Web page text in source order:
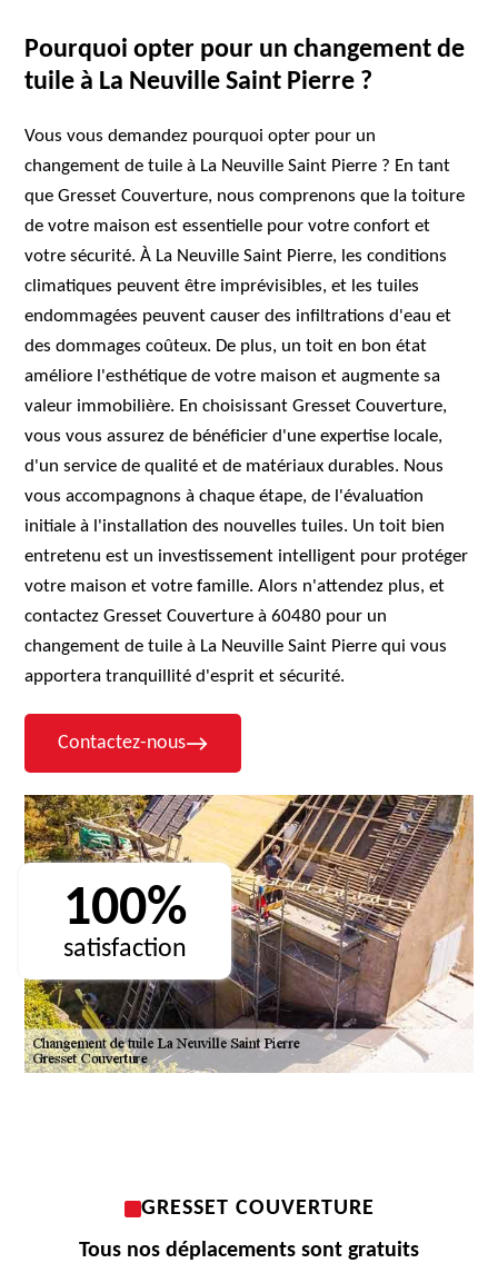
Pourquoi opter pour un changement de
tuile à La Neuville Saint Pierre ?
Vous vous demandez pourquoi opter pour un
changement de tuile à La Neuville Saint Pierre ? En tant
que Gresset Couverture, nous comprenons que la toiture
de votre maison est essentielle pour votre confort et
votre sécurité. À La Neuville Saint Pierre, les conditions
climatiques peuvent être imprévisibles, et les tuiles
endommagées peuvent causer des infiltrations d'eau et
des dommages coûteux. De plus, un toit en bon état
améliore l'esthétique de votre maison et augmente sa
valeur immobilière. En choisissant Gresset Couverture,
vous vous assurez de bénéficier d'une expertise locale,
d'un service de qualité et de matériaux durables. Nous
vous accompagnons à chaque étape, de l'évaluation
initiale à l'installation des nouvelles tuiles. Un toit bien
entretenu est un investissement intelligent pour protéger
votre maison et votre famille. Alors n'attendez plus, et
contactez Gresset Couverture à 60480 pour un
changement de tuile à La Neuville Saint Pierre qui vous
apportera tranquillité d'esprit et sécurité.
Contactez-nous
100%
satisfaction
GRESSET COUVERTURE
Tous nos déplacements sont gratuits